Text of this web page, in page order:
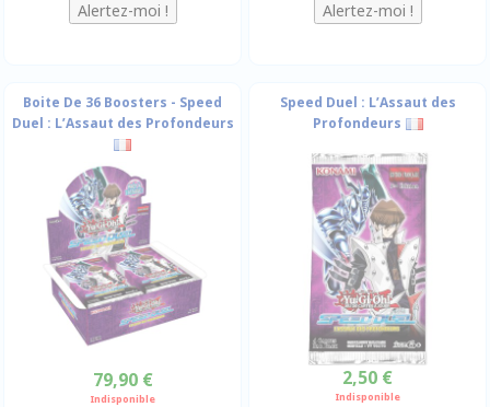
Boite De 36 Boosters - Speed
Duel : L’Assaut des Profondeurs
79,90 €
Indisponible
Speed Duel : L’Assaut des
Profondeurs
2,50 €
Indisponible